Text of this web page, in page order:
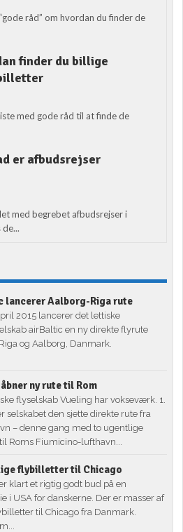
råd” om hvordan du finder de
finder du billige
med gode råd til at finde de
er afbudsrejser
med begrebet afbudsrejser i
lancerer Aalborg-Riga rute
2015 lancerer det lettiske
airBaltic en ny direkte flyrute
og Aalborg, Danmark.
ny rute til Rom
flyselskab Vueling har vokseværk. 1.
selskabet den sjette direkte rute fra
– denne gang med to ugentlige
Roms Fiumicino-lufthavn...
flybilletter til Chicago
klart et rigtig godt bud på en
i USA for danskerne. Der er masser af
til Chicago fra Danmark.